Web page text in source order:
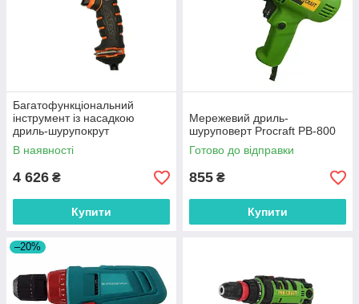
Багатофункціональний
інструмент із насадкою
дриль-шурупокрут
Black&Decker MT350K
В наявності
4 626 ₴
Купити
Мережевий дриль-
шуруповерт Procraft PB-800
Готово до відправки
855 ₴
Купити
–20%